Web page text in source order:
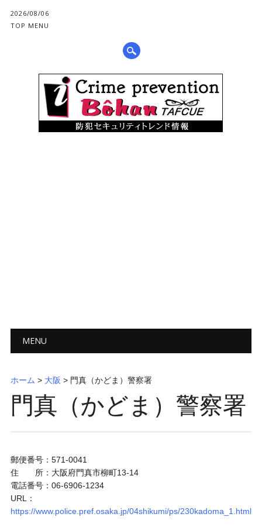
2026/08/06
TOP MENU
メインメニュー
ツ
へ
MENU
ホーム > 大阪 > 門真（かどま）警察署
門真（かどま）警察署
郵便番号：571-0041
住 所：大阪府門真市柳町13-14
電話番号：06-6906-1234
URL：
https://www.police.pref.osaka.jp/04shikumi/ps/230kadoma_1.html